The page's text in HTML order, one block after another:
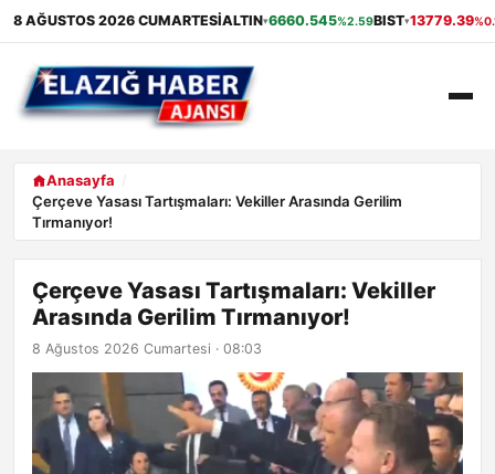
8 AĞUSTOS 2026 CUMARTESIALTIN▾6660.545%2.59BIST▾13779.39
ANASAYFA
GÜNDEM
SAĞLIK
ALIŞVERIŞ
Anasayfa
Çerçeve Yasası Tartışmaları: Vekiller Arasında Gerilim
Tırmanıyor!
Çerçeve Yasası Tartışmaları: Vekiller
Arasında Gerilim Tırmanıyor!
8 Ağustos 2026 Cumartesi · 08:03